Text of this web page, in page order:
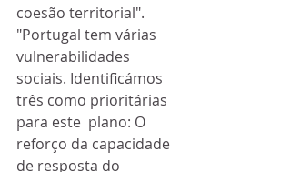
coesão territorial".
"Portugal tem várias
vulnerabilidades
sociais. Identificámos
três como prioritárias
para este  plano: O
reforço da capacidade
de resposta do